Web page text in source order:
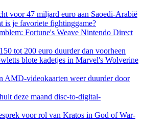
voor 47 miljard euro aan Saoedi-Arabië
is je favoriete fightinggame?
Fortune's Weave Nintendo Direct
tot 200 euro duurder dan voorheen
blote kadetjes in Marvel's Wolverine
AMD-videokaarten weer duurder door
deze maand disc-to-digital-
voor rol van Kratos in God of War-